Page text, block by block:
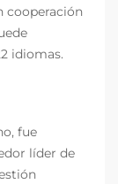
cooperación
idiomas.
fue
líder de